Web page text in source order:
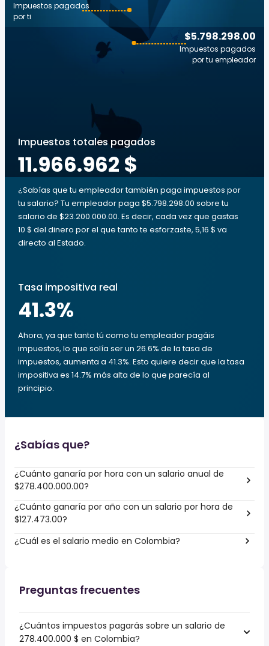
$5.798.298.00
Impuestos pagados
por tu empleador
Impuestos pagados
por ti
Impuestos totales pagados
11.966.962 $
¿Sabías que tu empleador también paga impuestos por
tu salario? Tu empleador paga $5.798.298.00 sobre tu
salario de $23.200.000.00. Es decir, cada vez que gastas
10 $ del dinero por el que tanto te esforzaste, 5,16 $ va
directo al Estado.
Tasa impositiva real
41.3%
Ahora, ya que tanto tú como tu empleador pagáis
impuestos, lo que solía ser un 26.6% de la tasa de
impuestos, aumenta a 41.3%. Esto quiere decir que la tasa
impositiva es 14.7% más alta de lo que parecía al
principio.
¿Sabías que?
¿Cuánto ganaría por hora con un salario anual de
$278.400.000.00?
¿Cuánto ganaría por año con un salario por hora de
$127.473.00?
¿Cuál es el salario medio en Colombia?
Preguntas frecuentes
¿Cuántos impuestos pagarás sobre un salario de
278.400.000 $ en Colombia?